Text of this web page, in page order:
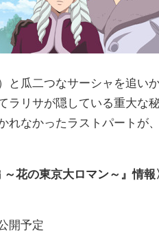
瓜二つなサーシャを追い
ラリサが隠している重大な
れなかったラストパートが
花の東京大ロマン～』情報
開予定